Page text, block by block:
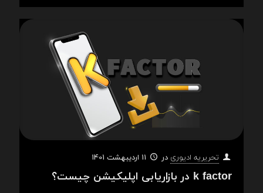
تحریریه ادیوری در 11 اردیبهشت 1401
k factor در بازاریابی اپلیکیشن چیست؟